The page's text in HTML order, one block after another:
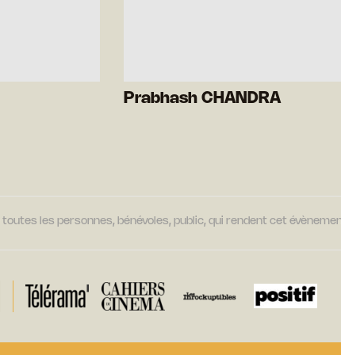
Prabhash CHANDRA
les personnes, bénévoles, public, qui rendent cet